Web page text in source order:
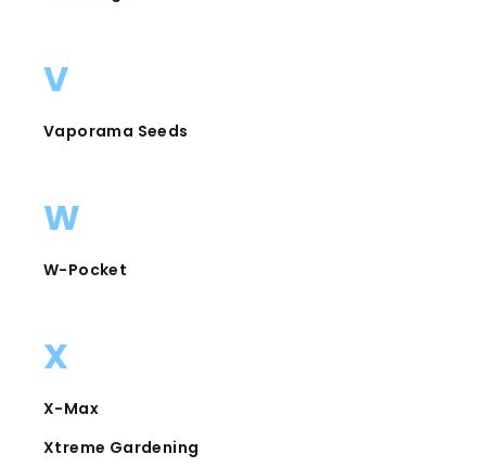
V
Vaporama Seeds
W
W-Pocket
X
X-Max
Xtreme Gardening